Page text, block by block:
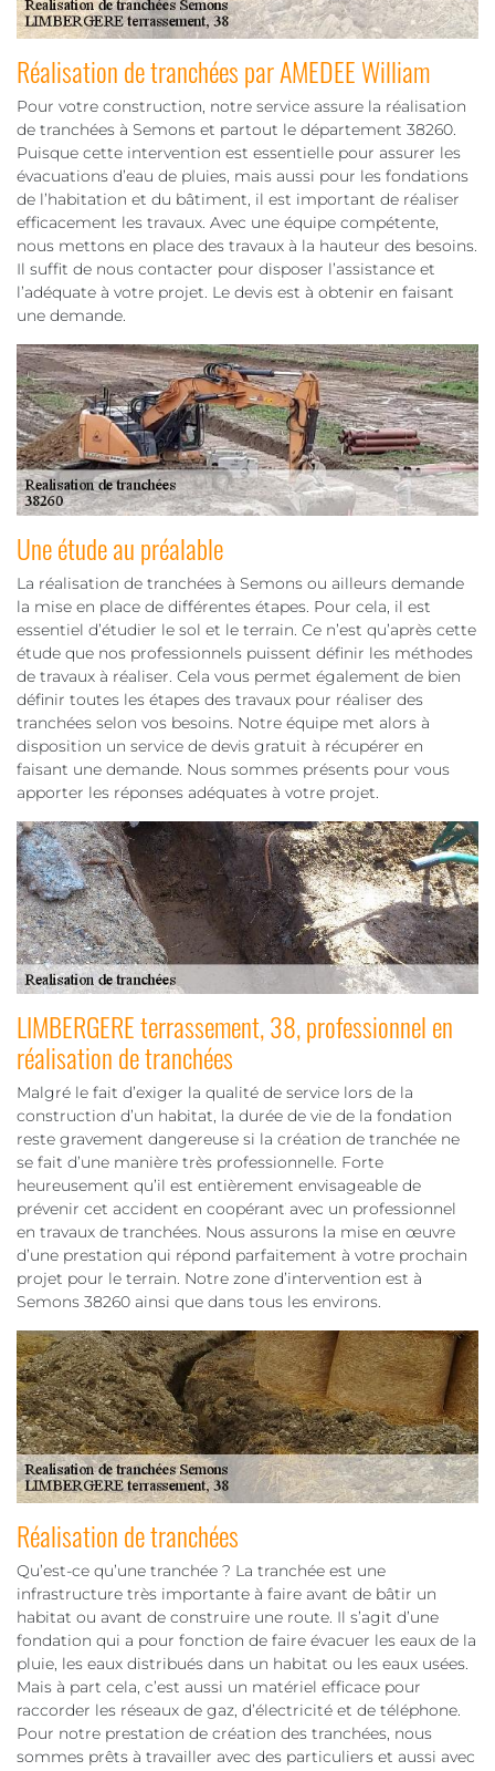
Réalisation de tranchées par AMEDEE William
Pour votre construction, notre service assure la réalisation
de tranchées à Semons et partout le département 38260.
Puisque cette intervention est essentielle pour assurer les
évacuations d’eau de pluies, mais aussi pour les fondations
de l’habitation et du bâtiment, il est important de réaliser
efficacement les travaux. Avec une équipe compétente,
nous mettons en place des travaux à la hauteur des besoins.
Il suffit de nous contacter pour disposer l’assistance et
l’adéquate à votre projet. Le devis est à obtenir en faisant
une demande.
Une étude au préalable
La réalisation de tranchées à Semons ou ailleurs demande
la mise en place de différentes étapes. Pour cela, il est
essentiel d’étudier le sol et le terrain. Ce n’est qu’après cette
étude que nos professionnels puissent définir les méthodes
de travaux à réaliser. Cela vous permet également de bien
définir toutes les étapes des travaux pour réaliser des
tranchées selon vos besoins. Notre équipe met alors à
disposition un service de devis gratuit à récupérer en
faisant une demande. Nous sommes présents pour vous
apporter les réponses adéquates à votre projet.
LIMBERGERE terrassement, 38, professionnel en
réalisation de tranchées
Malgré le fait d’exiger la qualité de service lors de la
construction d’un habitat, la durée de vie de la fondation
reste gravement dangereuse si la création de tranchée ne
se fait d’une manière très professionnelle. Forte
heureusement qu’il est entièrement envisageable de
prévenir cet accident en coopérant avec un professionnel
en travaux de tranchées. Nous assurons la mise en œuvre
d’une prestation qui répond parfaitement à votre prochain
projet pour le terrain. Notre zone d’intervention est à
Semons 38260 ainsi que dans tous les environs.
Réalisation de tranchées
Qu’est-ce qu’une tranchée ? La tranchée est une
infrastructure très importante à faire avant de bâtir un
habitat ou avant de construire une route. Il s’agit d’une
fondation qui a pour fonction de faire évacuer les eaux de la
pluie, les eaux distribués dans un habitat ou les eaux usées.
Mais à part cela, c’est aussi un matériel efficace pour
raccorder les réseaux de gaz, d’électricité et de téléphone.
Pour notre prestation de création des tranchées, nous
sommes prêts à travailler avec des particuliers et aussi avec